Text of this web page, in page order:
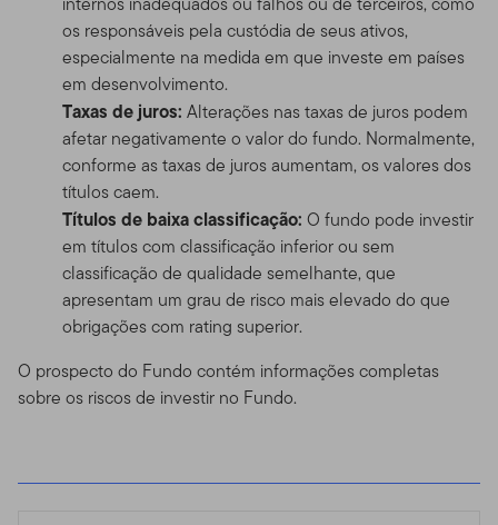
os responsáveis pela custódia de seus ativos,
especialmente na medida em que investe em países
em desenvolvimento.
Taxas de juros: Alterações nas taxas de juros podem
afetar negativamente o valor do fundo. Normalmente,
conforme as taxas de juros aumentam, os valores dos
títulos caem.
Títulos de baixa classificação: O fundo pode investir
em títulos com classificação inferior ou sem
classificação de qualidade semelhante, que
apresentam um grau de risco mais elevado do que
obrigações com rating superior.
O prospecto do Fundo contém informações completas
sobre os riscos de investir no Fundo.